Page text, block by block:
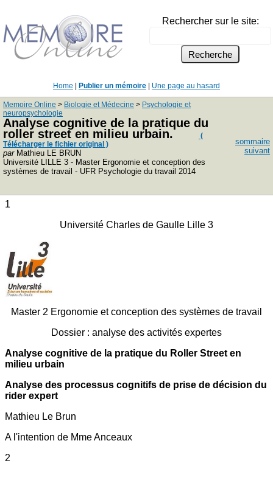
Rechercher sur le site:
Home Publier un mémoire Une page au hasard
Memoire Online > Biologie et Médecine > Psychologie et
neuropsychologie
Analyse cognitive de la pratique du
roller street en milieu urbain.
(
Télécharger le fichier original )
parMathieu LE BRUN
Université LILLE 3 - Master Ergonomie et conception des
systèmes de travail - UFR Psychologie du travail 2014
sommaire
suivant
1
Université Charles de Gaulle Lille 3
Master 2 Ergonomie et conception des systèmes de travail
Dossier : analyse des activités expertes
Analyse cognitive de la pratique du Roller Street en
milieu urbain
Analyse des processus cognitifs de prise de décision du
rider expert
Mathieu Le Brun
A l'intention de Mme Anceaux
2